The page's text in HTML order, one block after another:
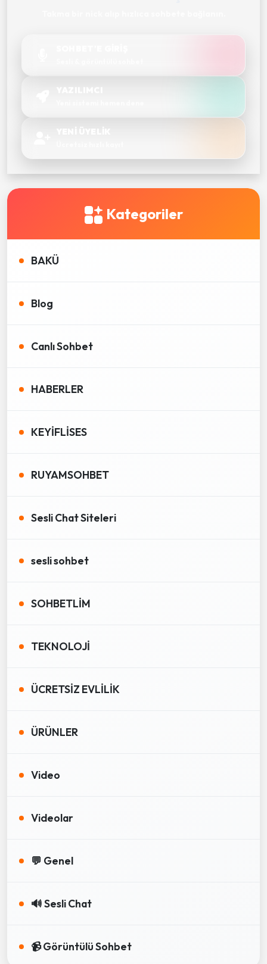
Kategoriler
BAKÜ
Blog
Canlı Sohbet
HABERLER
KEYİFLİSES
RUYAMSOHBET
Sesli Chat Siteleri
sesli sohbet
SOHBETLİM
TEKNOLOJİ
ÜCRETSİZ EVLİLİK
ÜRÜNLER
Video
Videolar
💬 Genel
🔊 Sesli Chat
📹 Görüntülü Sohbet